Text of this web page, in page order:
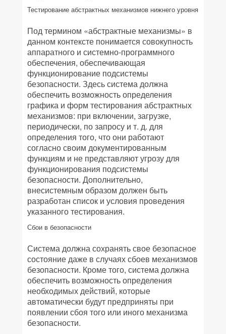
Тестирование абстрактных механизмов нижнего уровня
Под термином «абстрактные механизмы» в
данном контексте понимается совокупность
аппаратного и системно-программного
обеспечения, обеспечивающая
функционирование подсистемы
безопасности. Здесь система должна
обеспечить возможность определения
графика и форм тестирования абстрактных
механизмов: при включении, загрузке,
периодически, по запросу и т. д. для
определения того, что они работают
согласно своим документированным
функциям и не представляют угрозу для
функционирования подсистемы
безопасности. Дополнительно,
внесистемным образом должен быть
разработан список и условия проведения
указанного тестирования.
Сбои в безопасности
Система должна сохранять свое безопасное
состояние даже в случаях сбоев механизмов
безопасности. Кроме того, система должна
обеспечить возможность определения
необходимых действий, которые
автоматически будут предприняты при
появлении сбоя того или иного механизма
безопасности.